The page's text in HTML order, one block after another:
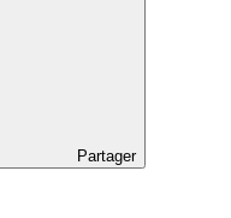
Partager